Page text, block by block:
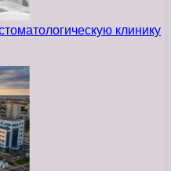
клинику